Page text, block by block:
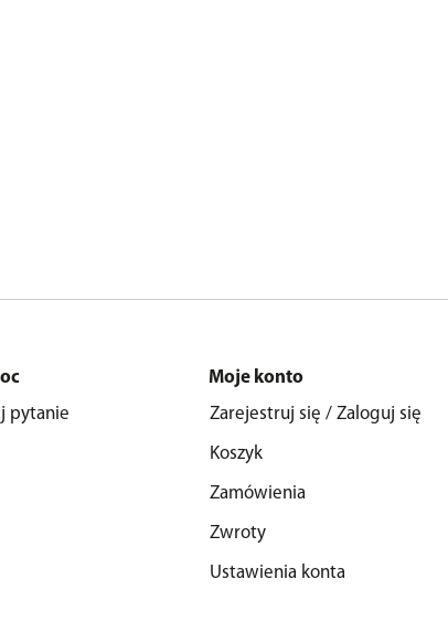
pytanie
Moje konto
Zarejestruj się / Zaloguj się
Koszyk
Zamówienia
Zwroty
Ustawienia konta